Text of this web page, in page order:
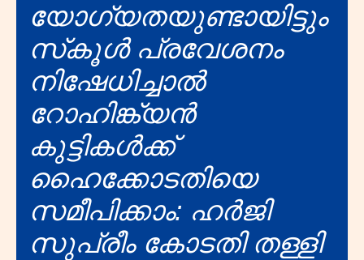
യോഗ്യതയുണ്ടായിട്ടും
സ്‌കൂൾ പ്രവേശനം
നിഷേധിച്ചാൽ
റോഹിങ്ക്യൻ
കുട്ടികൾക്ക്
ഹൈക്കോടതിയെ
സമീപിക്കാം: ഹർജി
സുപ്രീം കോടതി തള്ളി